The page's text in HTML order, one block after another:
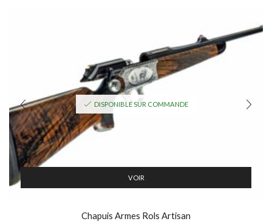
DISPONIBLE SUR COMMANDE
VOIR
Chapuis Armes Rols Artisan